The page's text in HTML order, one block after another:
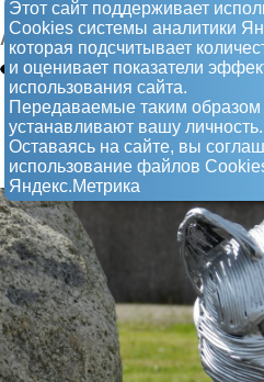
Этот сайт поддерживает
Сookies системы аналитики
которая подсчитывает
и оценивает показатели
использования сайта.
Передаваемые таким
устанавливают вашу личность.
Оставаясь на сайте, вы
использование файлов
Яндекс.Метрика
Кот Рэкс
Арт-объект